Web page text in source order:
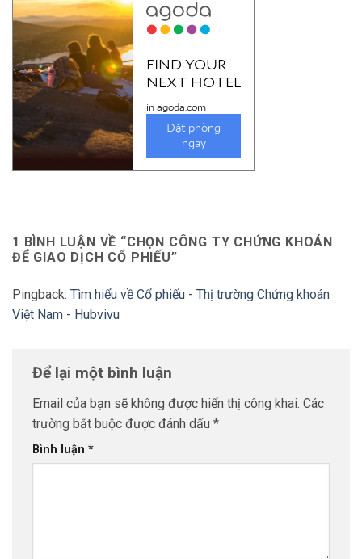
1 BÌNH LUẬN VỀ “CHỌN CÔNG TY CHỨNG KHOÁN
ĐỂ GIAO DỊCH CỔ PHIẾU”
Pingback: Tìm hiểu về Cổ phiếu - Thị trường Chứng khoán
Việt Nam - Hubvivu
Để lại một bình luận
Email của bạn sẽ không được hiển thị công khai. Các
trường bắt buộc được đánh dấu *
Bình luận *